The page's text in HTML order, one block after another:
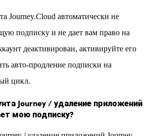
Journey.Cloud автоматически не
подписку и не дает вам право на
деактивирован, активируйте его
авто-продление подписки на
цикл.
Journey / удаление приложений
мою подписку?